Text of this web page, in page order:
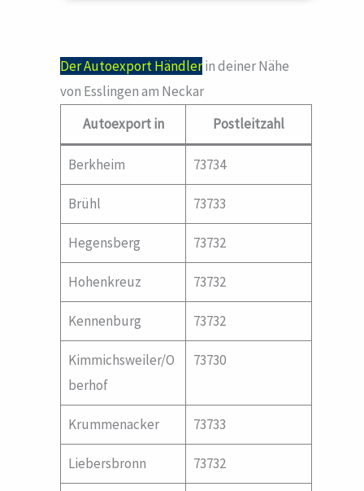
Der Autoexport Händlerin deiner Nähe
von Esslingen am Neckar
Autoexport in
Postleitzahl
Berkheim 73734
Brühl 73733
Hegensberg 73732
Hohenkreuz 73732
Kennenburg 73732
Kimmichsweiler/O
berhof
73730
Krummenacker 73733
Liebersbronn 73732